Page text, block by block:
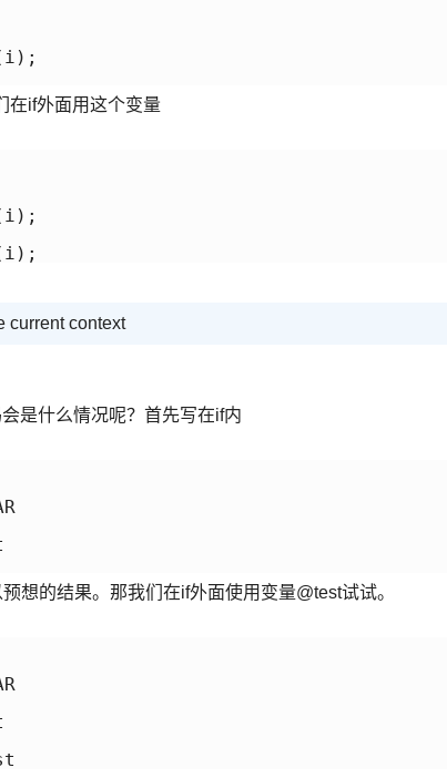
在if外面用这个变量
current context
是什么情况呢？首先写在if内
的结果。那我们在if外面使用变量@test试试。